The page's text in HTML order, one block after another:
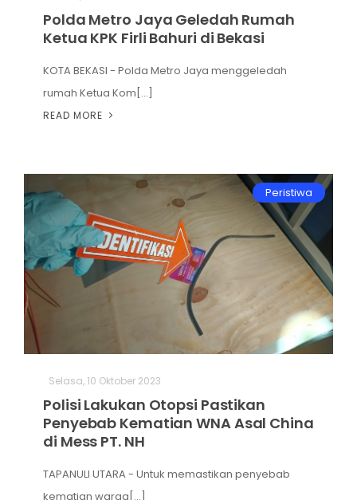
Polda Metro Jaya Geledah Rumah
Ketua KPK Firli Bahuri di Bekasi
KOTA BEKASI - Polda Metro Jaya menggeledah
rumah Ketua Kom[...]
READ MORE
Peristiwa
Selasa, 10 Oktober 2023
Polisi Lakukan Otopsi Pastikan
Penyebab Kematian WNA Asal China
di Mess PT. NH
TAPANULI UTARA - Untuk memastikan penyebab
kematian warga[...]